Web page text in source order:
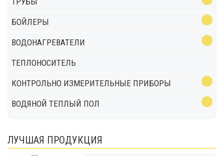
БОЙЛЕРЫ
ВОДОНАГРЕВАТЕЛИ
ТЕПЛОНОСИТЕЛЬ
КОНТРОЛЬНО ИЗМЕРИТЕЛЬНЫЕ ПРИБОРЫ
ВОДЯНОЙ ТЕПЛЫЙ ПОЛ
ЛУЧШАЯ ПРОДУКЦИЯ